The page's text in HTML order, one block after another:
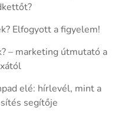
Elfogyott a figyelem!
– marketing útmutató a
elé: hírlevél, mint a
segítője